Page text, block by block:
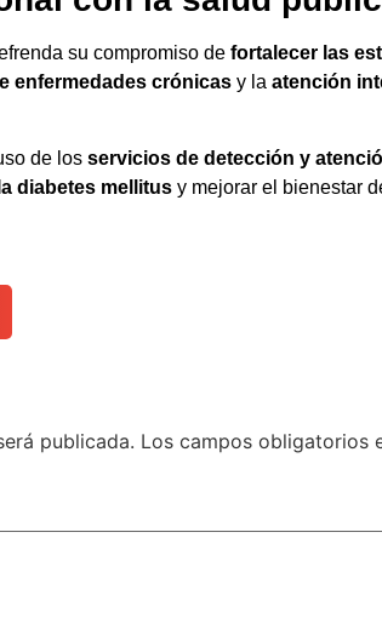
su compromiso de fortalecer las
enfermedades crónicas y la atención
de los servicios de detección y
diabetes mellitus y mejorar el bienestar
publicada. Los campos obligatorios